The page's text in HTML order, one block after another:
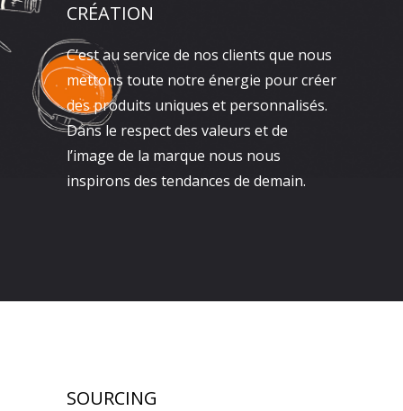
CRÉATION
C’est au service de nos clients que nous
mettons toute notre énergie pour créer
des produits uniques et personnalisés.
Dans le respect des valeurs et de
l’image de la marque nous nous
inspirons des tendances de demain.
SOURCING